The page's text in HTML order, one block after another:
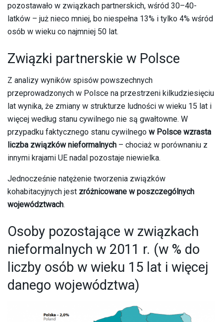
pozostawało w związkach partnerskich, wśród 30–40-
latków – już nieco mniej, bo niespełna 13% i tylko 4% wśród
osób w wieku co najmniej 50 lat.
Związki partnerskie w Polsce
Z analizy wyników spisów powszechnych
przeprowadzonych w Polsce na przestrzeni kilkudziesięciu
lat wynika, że zmiany w strukturze ludności w wieku 15 lat i
więcej według stanu cywilnego nie są gwałtowne. W
przypadku faktycznego stanu cywilnego w Polsce wzrasta
liczba związków nieformalnych – chociaż w porównaniu z
innymi krajami UE nadal pozostaje niewielka.
Jednocześnie natężenie tworzenia związków
kohabitacyjnych jest zróżnicowane w poszczególnych
województwach.
Osoby pozostające w związkach
nieformalnych w 2011 r. (w % do
liczby osób w wieku 15 lat i więcej
danego województwa)